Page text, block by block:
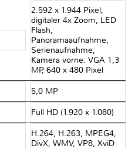
2.592 x 1.944 Pixel,
digitaler 4x Zoom, LED
Flash,
Panoramaaufnahme,
Serienaufnahme,
Kamera vorne: VGA 1,3
MP, 640 x 480 Pixel
5,0 MP
Full HD (1.920 x 1.080)
H.264, H.263, MPEG4,
DivX, WMV, VP8, XviD